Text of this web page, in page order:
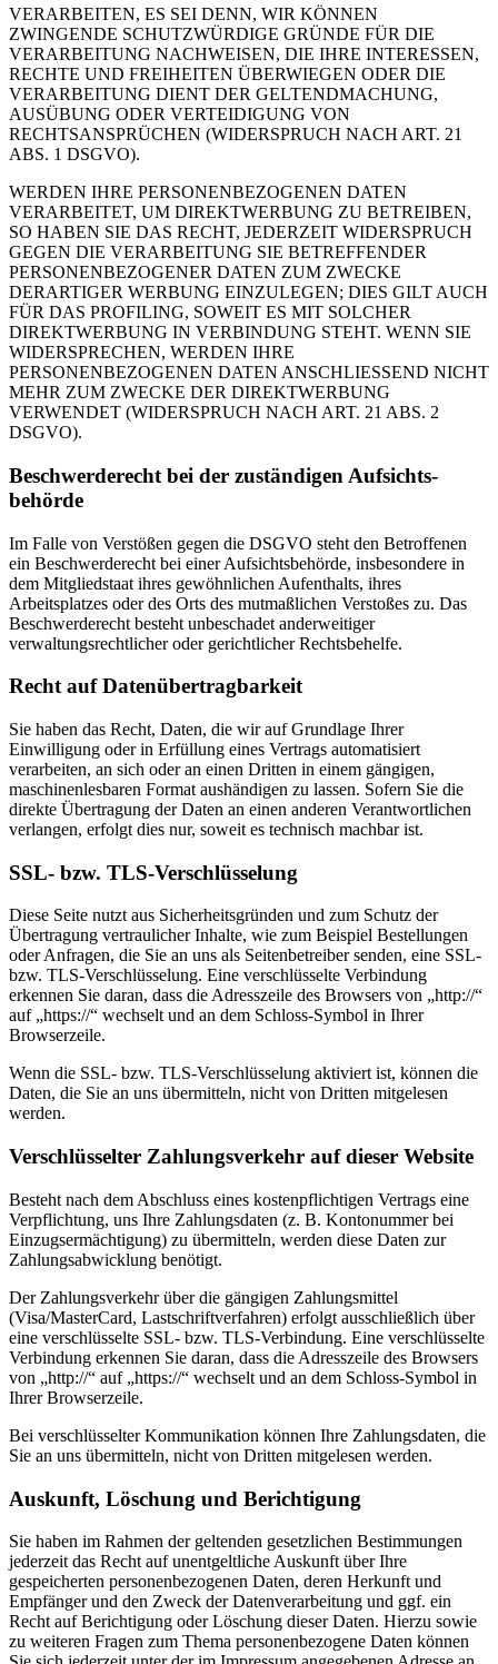
VERARBEITEN, ES SEI DENN, WIR KÖNNEN
ZWINGENDE SCHUTZWÜRDIGE GRÜNDE FÜR DIE
VERARBEITUNG NACHWEISEN, DIE IHRE INTERESSEN,
RECHTE UND FREIHEITEN ÜBERWIEGEN ODER DIE
VERARBEITUNG DIENT DER GELTENDMACHUNG,
AUSÜBUNG ODER VERTEIDIGUNG VON
RECHTSANSPRÜCHEN (WIDERSPRUCH NACH ART. 21
ABS. 1 DSGVO).
WERDEN IHRE PERSONENBEZOGENEN DATEN
VERARBEITET, UM DIREKTWERBUNG ZU BETREIBEN,
SO HABEN SIE DAS RECHT, JEDERZEIT WIDERSPRUCH
GEGEN DIE VERARBEITUNG SIE BETREFFENDER
PERSONENBEZOGENER DATEN ZUM ZWECKE
DERARTIGER WERBUNG EINZULEGEN; DIES GILT AUCH
FÜR DAS PROFILING, SOWEIT ES MIT SOLCHER
DIREKTWERBUNG IN VERBINDUNG STEHT. WENN SIE
WIDERSPRECHEN, WERDEN IHRE
PERSONENBEZOGENEN DATEN ANSCHLIESSEND NICHT
MEHR ZUM ZWECKE DER DIREKTWERBUNG
VERWENDET (WIDERSPRUCH NACH ART. 21 ABS. 2
DSGVO).
Beschwerde­recht bei der zuständigen Aufsichts­
behörde
Im Falle von Verstößen gegen die DSGVO steht den Betroffenen
ein Beschwerderecht bei einer Aufsichtsbehörde, insbesondere in
dem Mitgliedstaat ihres gewöhnlichen Aufenthalts, ihres
Arbeitsplatzes oder des Orts des mutmaßlichen Verstoßes zu. Das
Beschwerderecht besteht unbeschadet anderweitiger
verwaltungsrechtlicher oder gerichtlicher Rechtsbehelfe.
Recht auf Daten­übertrag­barkeit
Sie haben das Recht, Daten, die wir auf Grundlage Ihrer
Einwilligung oder in Erfüllung eines Vertrags automatisiert
verarbeiten, an sich oder an einen Dritten in einem gängigen,
maschinenlesbaren Format aushändigen zu lassen. Sofern Sie die
direkte Übertragung der Daten an einen anderen Verantwortlichen
verlangen, erfolgt dies nur, soweit es technisch machbar ist.
SSL- bzw. TLS-Verschlüsselung
Diese Seite nutzt aus Sicherheitsgründen und zum Schutz der
Übertragung vertraulicher Inhalte, wie zum Beispiel Bestellungen
oder Anfragen, die Sie an uns als Seitenbetreiber senden, eine SSL-
bzw. TLS-Verschlüsselung. Eine verschlüsselte Verbindung
erkennen Sie daran, dass die Adresszeile des Browsers von „http://“
auf „https://“ wechselt und an dem Schloss-Symbol in Ihrer
Browserzeile.
Wenn die SSL- bzw. TLS-Verschlüsselung aktiviert ist, können die
Daten, die Sie an uns übermitteln, nicht von Dritten mitgelesen
werden.
Verschlüsselter Zahlungsverkehr auf dieser Website
Besteht nach dem Abschluss eines kostenpflichtigen Vertrags eine
Verpflichtung, uns Ihre Zahlungsdaten (z. B. Kontonummer bei
Einzugsermächtigung) zu übermitteln, werden diese Daten zur
Zahlungsabwicklung benötigt.
Der Zahlungsverkehr über die gängigen Zahlungsmittel
(Visa/MasterCard, Lastschriftverfahren) erfolgt ausschließlich über
eine verschlüsselte SSL- bzw. TLS-Verbindung. Eine verschlüsselte
Verbindung erkennen Sie daran, dass die Adresszeile des Browsers
von „http://“ auf „https://“ wechselt und an dem Schloss-Symbol in
Ihrer Browserzeile.
Bei verschlüsselter Kommunikation können Ihre Zahlungsdaten, die
Sie an uns übermitteln, nicht von Dritten mitgelesen werden.
Auskunft, Löschung und Berichtigung
Sie haben im Rahmen der geltenden gesetzlichen Bestimmungen
jederzeit das Recht auf unentgeltliche Auskunft über Ihre
gespeicherten personenbezogenen Daten, deren Herkunft und
Empfänger und den Zweck der Datenverarbeitung und ggf. ein
Recht auf Berichtigung oder Löschung dieser Daten. Hierzu sowie
zu weiteren Fragen zum Thema personenbezogene Daten können